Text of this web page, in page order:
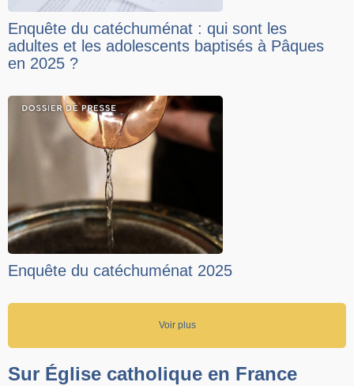
Enquête du catéchuménat : qui sont les
adultes et les adolescents baptisés à Pâques
en 2025 ?
Enquête du catéchuménat 2025
Voir plus
Sur Église catholique en France